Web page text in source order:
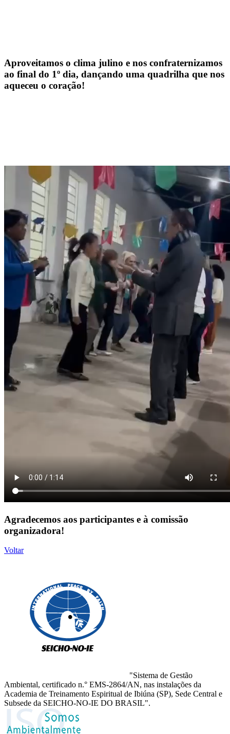
Aproveitamos o clima julino e nos confraternizamos
ao final do 1º dia, dançando uma quadrilha que nos
aqueceu o coração!
Agradecemos aos participantes e à comissão
organizadora!
Voltar
"Sistema de Gestão
Ambiental, certificado n.° EMS-2864/AN, nas instalações da
Academia de Treinamento Espiritual de Ibiúna (SP), Sede Central e
Subsede da SEICHO-NO-IE DO BRASIL".